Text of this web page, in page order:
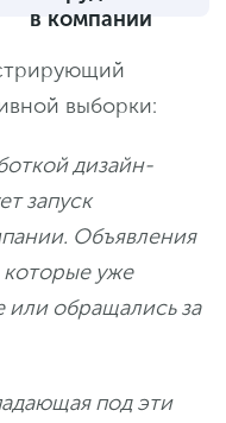
в компании
выборки:
дизайн-
запуск
Объявления
которые уже
или обращались за
под эти